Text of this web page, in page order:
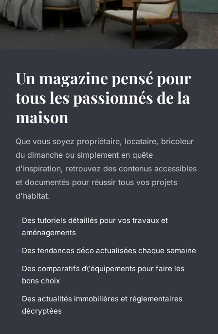
Un magazine pensé pour
tous les passionnés de la
maison
Que vous soyez propriétaire, locataire, bricoleur
du dimanche ou simplement en quête
d'inspiration, retrouvez des contenus accessibles
et documentés pour réussir tous vos projets
d'habitat.
Des tutoriels détaillés pour vos travaux et
aménagements
Des tendances déco actualisées chaque semaine
Des comparatifs d\'équipements pour faire les
bons choix
Des actualités immobilières et réglementaires
décryptées